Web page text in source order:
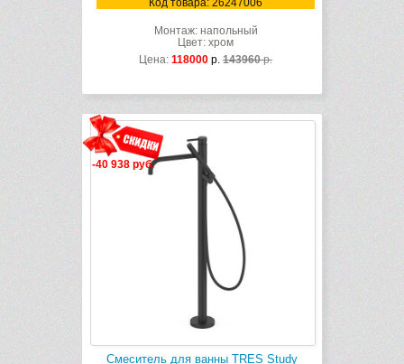
Код товара: 26247006
Монтаж: напольный
Цвет: хром
Цена: 118000 р. 143960р.
-40 938 руб.
Смеситель для ванны TRES Study